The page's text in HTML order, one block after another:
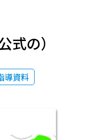
の）
導資料